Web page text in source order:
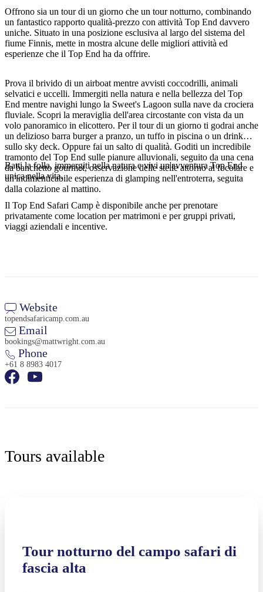
Cerca:
Sign
up
Offrono sia un tour di un giorno che un tour notturno, combinando
un fantastico rapporto qualità-prezzo con attività Top End davvero
uniche. Situato in una posizione esclusiva al largo del sistema del
fiume Finnis, mette in mostra alcune delle migliori attività ed
esperienze che il Top End ha da offrire.
Prova il brivido di un airboat mentre avvisti coccodrilli, animali
selvatici e uccelli. Immergiti nella natura e nella bellezza del Top
End mentre navighi lungo la Sweet's Lagoon sulla nave da crociera
fluviale. Scopri la meraviglia dell'area circostante con vista da un
volo panoramico in elicottero. Per il tour di un giorno ti godrai anche
un delizioso barra burger a pranzo, un tuffo in piscina o un drink
sullo sky deck. Oppure fai un salto di qualità. Goditi un incredibile
tramonto del Top End sulle pianure alluvionali, seguito da una cena
da banchetto gourmet, osservazione delle stelle attorno al focolare e
un'indimenticabile esperienza di glamping nell'entroterra, seguita
dalla colazione al mattino.
Batti la folla, immergiti nella natura e vivi un'avventura Top End
unica nella vita.
Il Top End Safari Camp è disponibile anche per prenotare
privatamente come location per matrimoni e per gruppi privati,
viaggi aziendali e incentive.
Website
topendsafaricamp.com.au
Email
bookings@mattwright.com.au
Phone
+61 8 8983 4017
Tours available
Tour notturno del campo safari di
fascia alta